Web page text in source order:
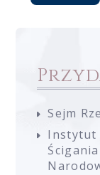
Sejm
Instytut